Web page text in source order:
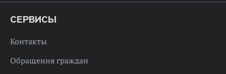
СЕРВИСЫ
Контакты
Обращения граждан